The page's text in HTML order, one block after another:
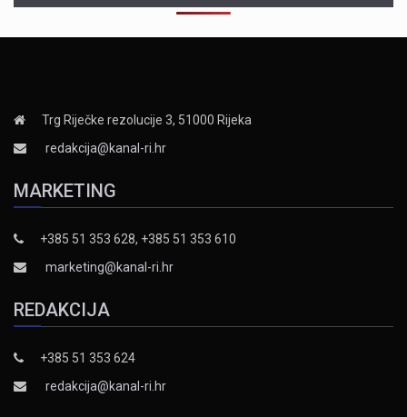
Trg Riječke rezolucije 3, 51000 Rijeka
redakcija@kanal-ri.hr
MARKETING
+385 51 353 628, +385 51 353 610
marketing@kanal-ri.hr
REDAKCIJA
+385 51 353 624
redakcija@kanal-ri.hr